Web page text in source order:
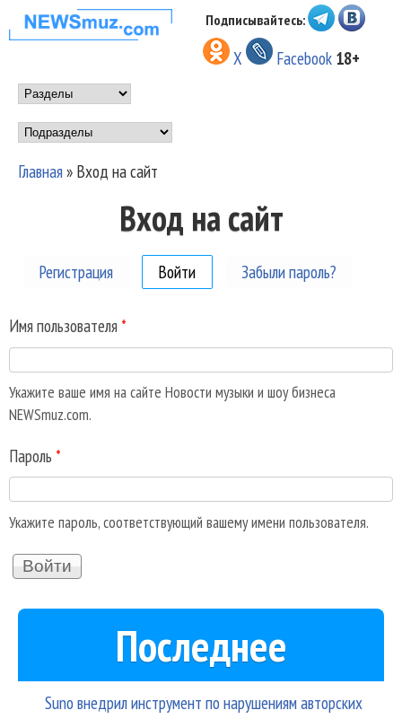
Перейти к основному
содержанию
НОВОСТИ
МУЗЫКИ И
ШОУ БИЗНЕСА
NEWSMUZ.COM
Подписывайтесь:
X Facebook 18+
Main menu
Подразделы
Вы здесь
Главная» Вход на сайт
Вход на сайт
Регистрация Войти (активная вкладка)
Забыли пароль?
Имя пользователя *
Укажите ваше имя на сайте Новости музыки и шоу бизнеса
NEWSmuz.com.
Пароль *
Укажите пароль, соответствующий вашему имени пользователя.
Последнее
Suno внедрил инструмент по нарушениям авторских